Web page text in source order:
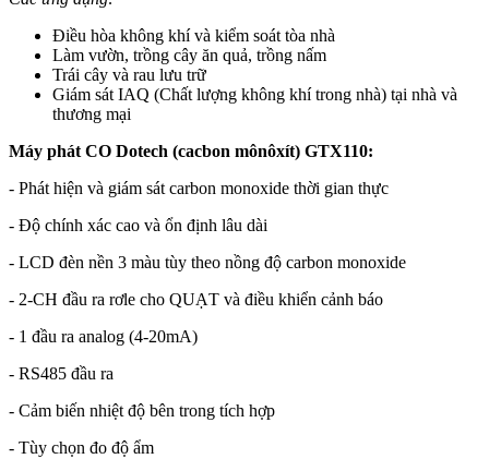
Điều hòa không khí và kiểm soát tòa nhà
Làm vườn, trồng cây ăn quả, trồng nấm
Trái cây và rau lưu trữ
Giám sát IAQ (Chất lượng không khí trong nhà) tại nhà và
thương mại
Máy phát CO Dotech (cacbon mônôxít) GTX110:
- Phát hiện và giám sát carbon monoxide thời gian thực
- Độ chính xác cao và ổn định lâu dài
- LCD đèn nền 3 màu tùy theo nồng độ carbon monoxide
- 2-CH đầu ra rơle cho QUẠT và điều khiển cảnh báo
- 1 đầu ra analog (4-20mA)
- RS485 đầu ra
- Cảm biến nhiệt độ bên trong tích hợp
- Tùy chọn đo độ ẩm